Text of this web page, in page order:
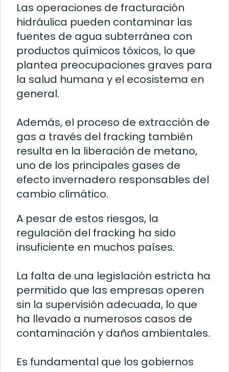
Las operaciones de fracturación
hidráulica pueden contaminar las
fuentes de agua subterránea con
productos químicos tóxicos, lo que
plantea preocupaciones graves para
la salud humana y el ecosistema en
general.
Además, el proceso de extracción de
gas a través del fracking también
resulta en la liberación de metano,
uno de los principales gases de
efecto invernadero responsables del
cambio climático.
A pesar de estos riesgos, la
regulación del fracking ha sido
insuficiente en muchos países.
La falta de una legislación estricta ha
permitido que las empresas operen
sin la supervisión adecuada, lo que
ha llevado a numerosos casos de
contaminación y daños ambientales.
Es fundamental que los gobiernos